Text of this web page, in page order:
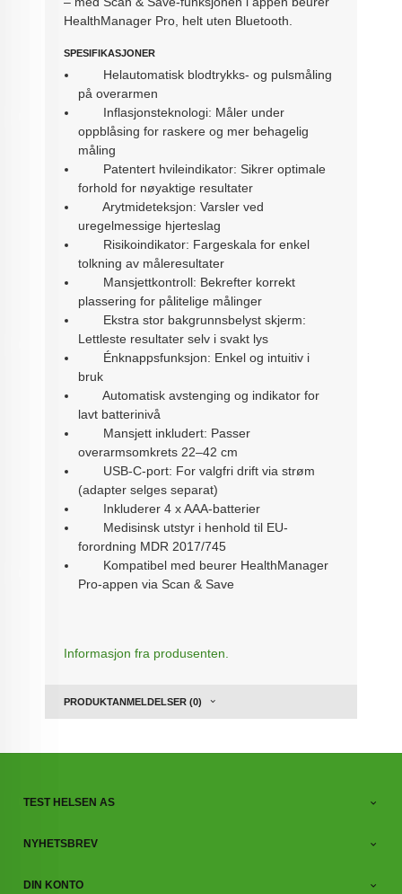
HealthManager Pro, helt uten Bluetooth.
SPESIFIKASJONER
Helautomatisk blodtrykks- og pulsmåling
på overarmen
Inflasjonsteknologi: Måler under
oppblåsing for raskere og mer behagelig
måling
Patentert hvileindikator: Sikrer optimale
forhold for nøyaktige resultater
Arytmideteksjon: Varsler ved
uregelmessige hjerteslag
Risikoindikator: Fargeskala for enkel
tolkning av måleresultater
Mansjettkontroll: Bekrefter korrekt
plassering for pålitelige målinger
Ekstra stor bakgrunnsbelyst skjerm:
Lettleste resultater selv i svakt lys
Énknappsfunksjon: Enkel og intuitiv i
bruk
Automatisk avstenging og indikator for
lavt batterinivå
Mansjett inkludert: Passer
overarmsomkrets 22–42 cm
USB-C-port: For valgfri drift via strøm
(adapter selges separat)
Inkluderer 4 x AAA-batterier
Medisinsk utstyr i henhold til EU-
forordning MDR 2017/745
Kompatibel med beurer HealthManager
Pro-appen via Scan & Save
Informasjon fra produsenten.
PRODUKTANMELDELSER (0)
TEST HELSEN AS
NYHETSBREV
DIN KONTO